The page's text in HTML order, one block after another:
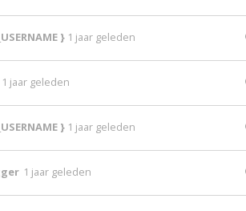
} 1 jaar geleden
1 jaar geleden
} 1 jaar geleden
1 jaar geleden